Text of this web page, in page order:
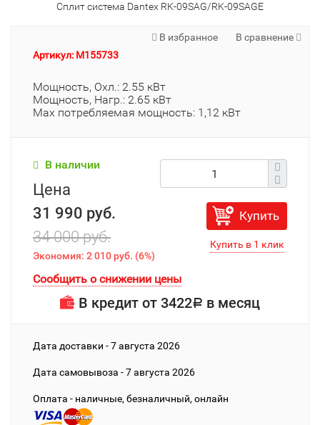
Сплит система Dantex RK-09SAG/RK-09SAGE
В избранное
В сравнение
Артикул: M155733
Мощность, Охл.: 2.55 кВт
Мощность, Нагр.: 2.65 кВт
Мах потребляемая мощность: 1,12 кВт
В наличии
Цена
31 990 руб.
34 000 руб.
Экономия: 2 010 руб. (6%)
Купить
Сообщить о снижении цены
В кредит от 3422Р в месяц
Дата доставки - 7 августа 2026
Дата cамовывоза - 7 августа 2026
Оплата - наличные, безналичный, онлайн